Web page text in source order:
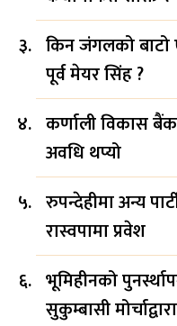
किन जंगलको
पूर्व मेयर सिंह ?
कर्णाली विकास
अवधि थप्यो
रुपन्देहीमा अन्य
रास्वपामा प्रवेश
भूमिहीनको
सुकुम्बासी